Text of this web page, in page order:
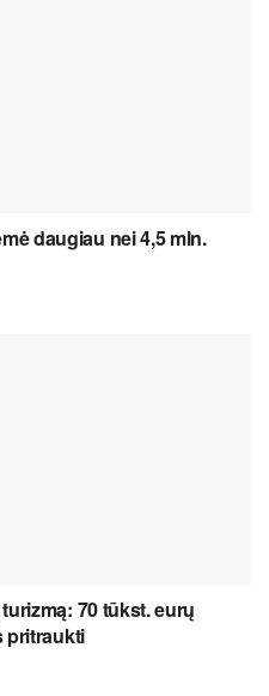
daugiau nei 4,5 mln.
70 tūkst. eurų
pritraukti